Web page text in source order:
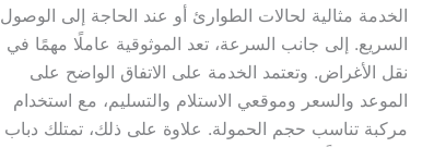
الخدمة مثالية لحالات الطوارئ أو عند الحاجة إلى الوصول
السريع. إلى جانب السرعة، تعد الموثوقية عاملًا مهمًا في
نقل الأغراض. وتعتمد الخدمة على الاتفاق الواضح على
الموعد والسعر وموقعي الاستلام والتسليم، مع استخدام
مركبة تناسب حجم الحمولة. علاوة على ذلك، تمتلك دباب